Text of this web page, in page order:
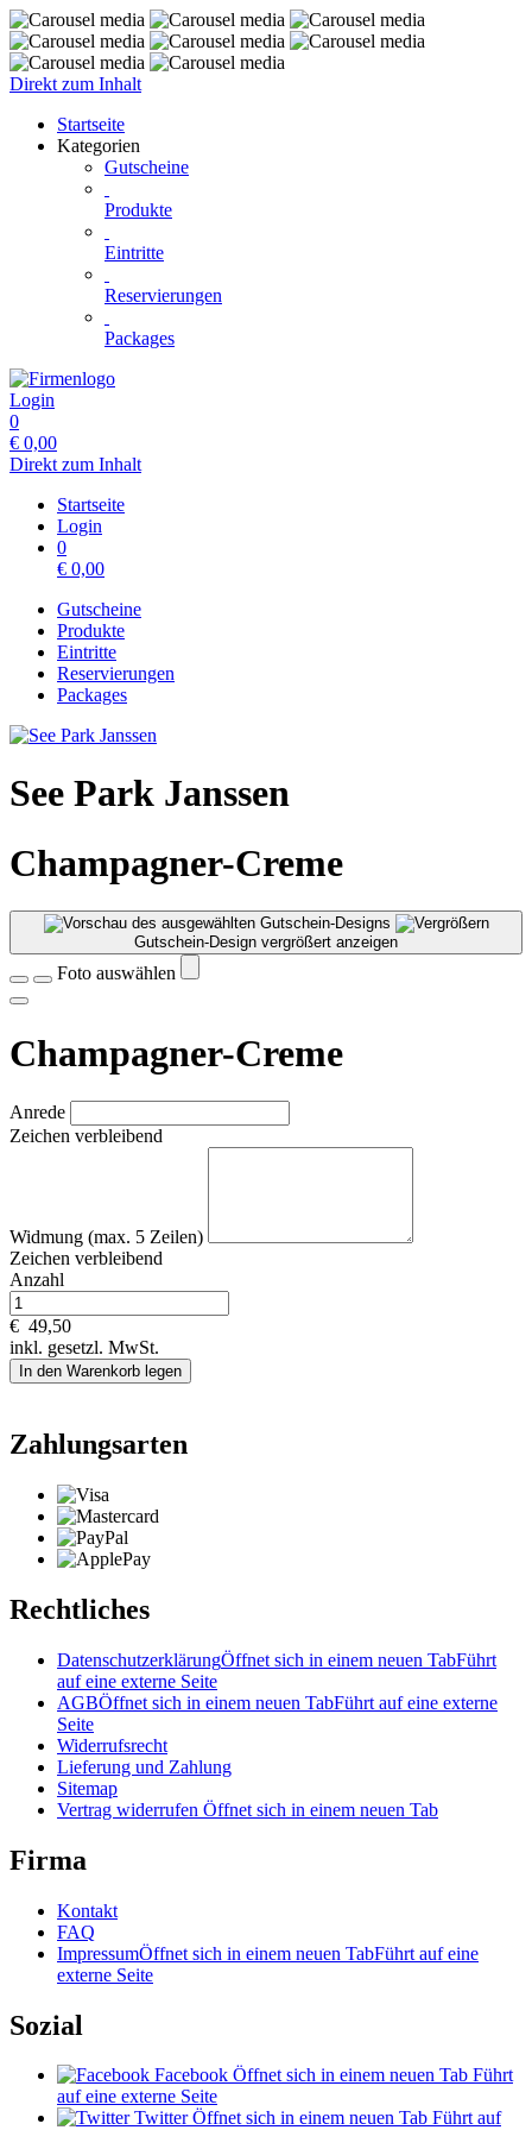
Direkt zum Inhalt
Startseite
Kategorien
Gutscheine
Produkte
Eintritte
Reservierungen
Packages
Login
0
€ 0,00
Direkt zum Inhalt
Startseite
Login
0
€ 0,00
Gutscheine
Produkte
Eintritte
Reservierungen
Packages
See Park Janssen
Champagner-Creme
Gutschein-Design vergrößert anzeigen
Foto auswählen
Champagner-Creme
Anrede
Zeichen verbleibend
Widmung (max. 5 Zeilen)
Zeichen verbleibend
Anzahl
€ 49,50
inkl. gesetzl. MwSt.
In den Warenkorb legen
Zahlungsarten
Rechtliches
DatenschutzerklärungÖffnet sich in einem neuen TabFührt
auf eine externe Seite
AGBÖffnet sich in einem neuen TabFührt auf eine externe
Seite
Widerrufsrecht
Lieferung und Zahlung
Sitemap
Vertrag widerrufen Öffnet sich in einem neuen Tab
Firma
Kontakt
FAQ
ImpressumÖffnet sich in einem neuen TabFührt auf eine
externe Seite
Sozial
Facebook Öffnet sich in einem neuen Tab Führt
auf eine externe Seite
Twitter Öffnet sich in einem neuen Tab Führt auf